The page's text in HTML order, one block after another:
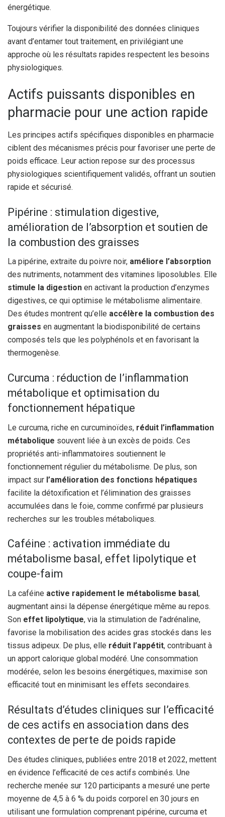
énergétique.
Toujours vérifier la disponibilité des données cliniques
avant d’entamer tout traitement, en privilégiant une
approche où les résultats rapides respectent les besoins
physiologiques.
Actifs puissants disponibles en
pharmacie pour une action rapide
Les principes actifs spécifiques disponibles en pharmacie
ciblent des mécanismes précis pour favoriser une perte de
poids efficace. Leur action repose sur des processus
physiologiques scientifiquement validés, offrant un soutien
rapide et sécurisé.
Pipérine : stimulation digestive,
amélioration de l’absorption et soutien de
la combustion des graisses
La pipérine, extraite du poivre noir, améliore l’absorption
des nutriments, notamment des vitamines liposolubles. Elle
stimule la digestion en activant la production d’enzymes
digestives, ce qui optimise le métabolisme alimentaire.
Des études montrent qu’elle accélère la combustion des
graisses en augmentant la biodisponibilité de certains
composés tels que les polyphénols et en favorisant la
thermogenèse.
Curcuma : réduction de l’inflammation
métabolique et optimisation du
fonctionnement hépatique
Le curcuma, riche en curcuminoïdes, réduit l’inflammation
métabolique souvent liée à un excès de poids. Ces
propriétés anti-inflammatoires soutiennent le
fonctionnement régulier du métabolisme. De plus, son
impact sur l’amélioration des fonctions hépatiques
facilite la détoxification et l’élimination des graisses
accumulées dans le foie, comme confirmé par plusieurs
recherches sur les troubles métaboliques.
Caféine : activation immédiate du
métabolisme basal, effet lipolytique et
coupe-faim
La caféine active rapidement le métabolisme basal ,
augmentant ainsi la dépense énergétique même au repos.
Son effet lipolytique, via la stimulation de l’adrénaline,
favorise la mobilisation des acides gras stockés dans les
tissus adipeux. De plus, elle réduit l’appétit, contribuant à
un apport calorique global modéré. Une consommation
modérée, selon les besoins énergétiques, maximise son
efficacité tout en minimisant les effets secondaires.
Résultats d’études cliniques sur l’efficacité
de ces actifs en association dans des
contextes de perte de poids rapide
Des études cliniques, publiées entre 2018 et 2022, mettent
en évidence l’efficacité de ces actifs combinés. Une
recherche menée sur 120 participants a mesuré une perte
moyenne de 4,5 à 6 % du poids corporel en 30 jours en
utilisant une formulation comprenant pipérine, curcuma et